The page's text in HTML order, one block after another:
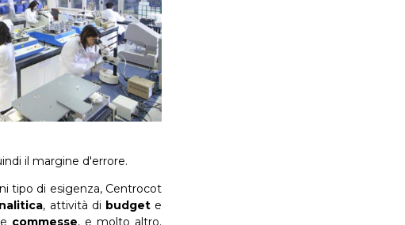
il margine d'errore.
tipo di esigenza, Centrocot
, attività di budgete
commesse, e molto altro.